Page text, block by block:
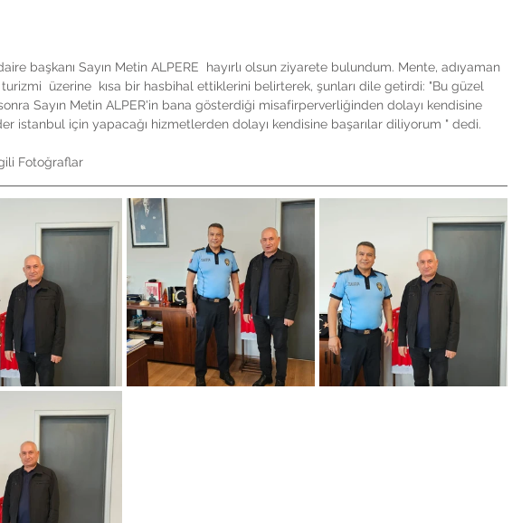
başkanı Sayın Metin ALPERE  hayırlı olsun ziyarete bulundum. Mente, adıyaman
üzerine  kısa bir hasbihal ettiklerini belirterek, şunları dile getirdi: "Bu güzel
Sayın Metin ALPER'in bana gösterdiği misafirperverliğinden dolayı kendisine
istanbul için yapacağı hizmetlerden dolayı kendisine başarılar diliyorum " dedi.
Fotoğraflar